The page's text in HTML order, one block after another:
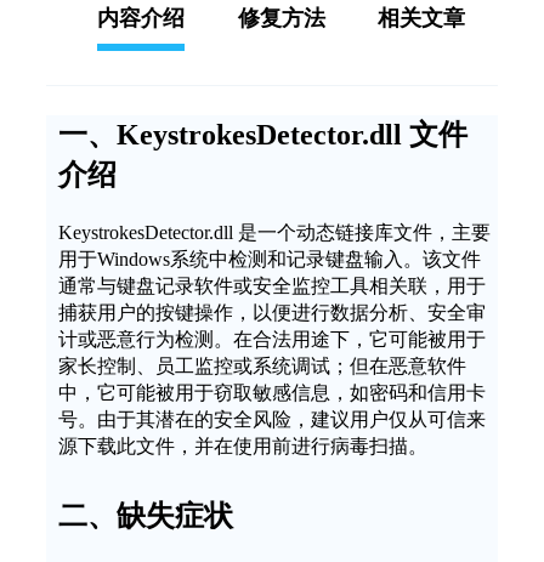
内容介绍 修复方法 相关文章
一、KeystrokesDetector.dll 文件
介绍
KeystrokesDetector.dll 是一个动态链接库文件，主要
用于Windows系统中检测和记录键盘输入。该文件
通常与键盘记录软件或安全监控工具相关联，用于
捕获用户的按键操作，以便进行数据分析、安全审
计或恶意行为检测。在合法用途下，它可能被用于
家长控制、员工监控或系统调试；但在恶意软件
中，它可能被用于窃取敏感信息，如密码和信用卡
号。由于其潜在的安全风险，建议用户仅从可信来
源下载此文件，并在使用前进行病毒扫描。
二、缺失症状